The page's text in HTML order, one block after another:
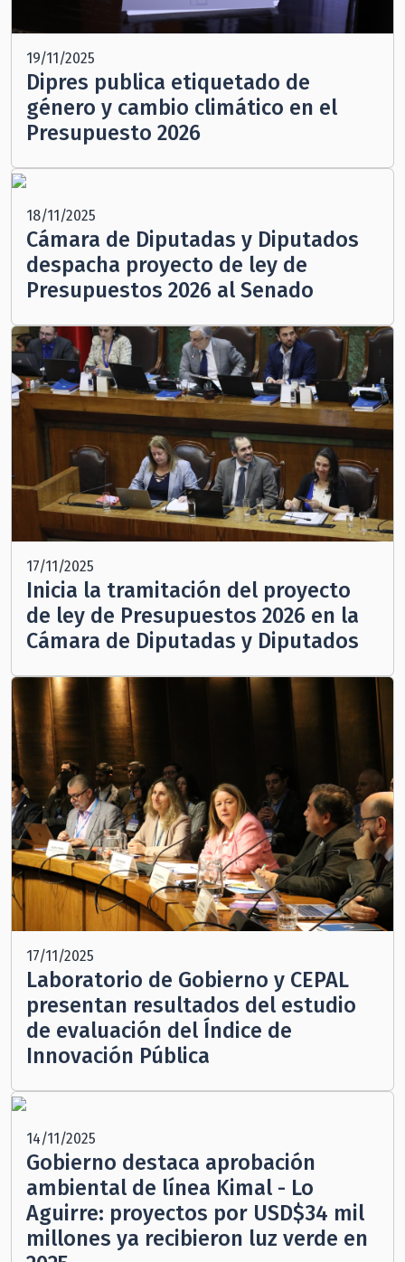
19/11/2025
Dipres publica etiquetado de
género y cambio climático en el
Presupuesto 2026
18/11/2025
Cámara de Diputadas y Diputados
despacha proyecto de ley de
Presupuestos 2026 al Senado
17/11/2025
Inicia la tramitación del proyecto
de ley de Presupuestos 2026 en la
Cámara de Diputadas y Diputados
17/11/2025
Laboratorio de Gobierno y CEPAL
presentan resultados del estudio
de evaluación del Índice de
Innovación Pública
14/11/2025
Gobierno destaca aprobación
ambiental de línea Kimal - Lo
Aguirre: proyectos por USD$34 mil
millones ya recibieron luz verde en